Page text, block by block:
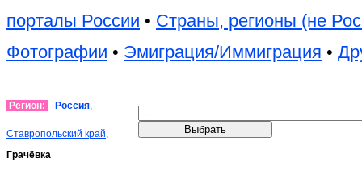
порталы России • Страны, регионы (не
Фотографии • Эмиграция/Иммиграция •
Регион: Россия,
Ставропольский край,
Грачёвка